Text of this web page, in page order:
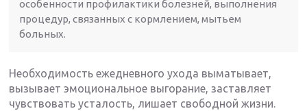
особенности профилактики болезней, выполнения
процедур, связанных с кормлением, мытьем
больных.
Необходимость ежедневного ухода выматывает,
вызывает эмоциональное выгорание, заставляет
чувствовать усталость, лишает свободной жизни.